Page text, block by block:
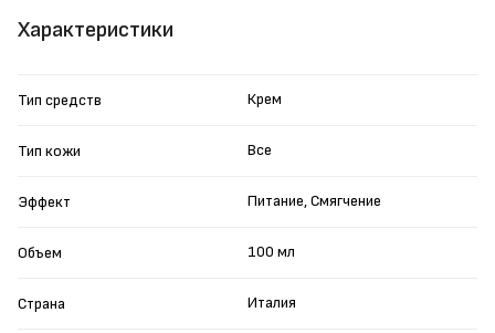
Характеристики
Тип средств Крем
Тип кожи Все
Эффект Питание, Смягчение
Объем 100 мл
Страна Италия